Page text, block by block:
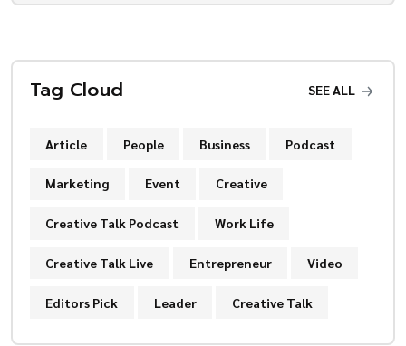
Tag Cloud SEE ALL
Article People Business Podcast
Marketing Event Creative
Creative Talk Podcast Work Life
Creative Talk Live Entrepreneur Video
Editors Pick Leader Creative Talk